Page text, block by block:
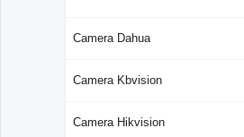
Camera Dahua
Camera Kbvision
Camera Hikvision
Đầu Ghi Camera Chính Hãng